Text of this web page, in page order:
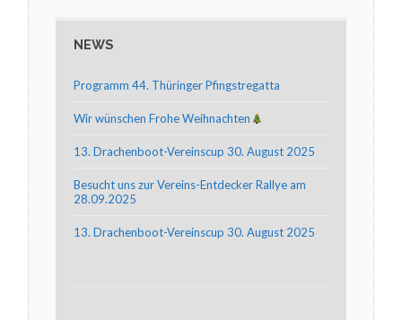
NEWS
Programm 44. Thüringer Pfingstregatta
Wir wünschen Frohe Weihnachten
13. Drachenboot-Vereinscup 30. August 2025
Besucht uns zur Vereins-Entdecker Rallye am
28.09.2025
13. Drachenboot-Vereinscup 30. August 2025